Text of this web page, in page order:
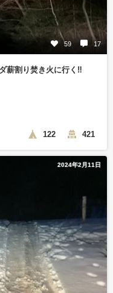
59 17
薪割り焚き火に行く‼️
122 421
2024年2月11日